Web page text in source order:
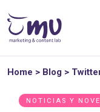
Home > Blog >
NOTICIAS Y